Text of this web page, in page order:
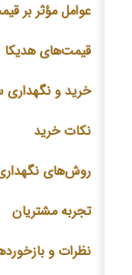
عوامل مؤثر بر
قیمت‌های هدیکا
خرید و
نکات خرید
روش‌های
تجربه مشتریان
نظرات و